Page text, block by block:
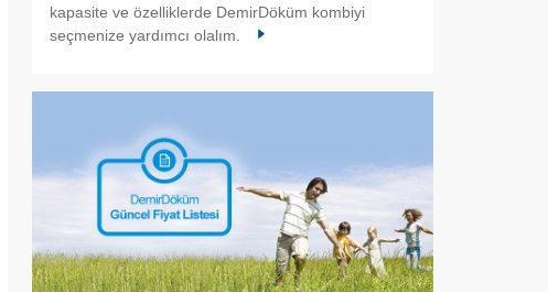
kapasite ve özelliklerde DemirDöküm kombiyi
seçmenize yardımcı olalım.